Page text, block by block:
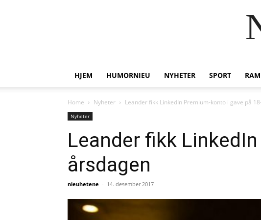
HJEM HUMORNIEU NYHETER SPORT
Home Nyheter Leander fikk LinkedIn Premium-konto i gave på
Nyheter
Leander fikk
årsdagen
nieuhetene - 14. desember 2017